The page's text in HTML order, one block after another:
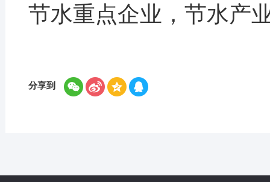
节水重点企业，节水产
分享到